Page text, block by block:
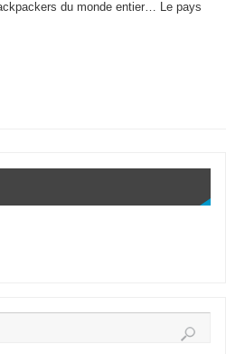
du monde entier… Le pays